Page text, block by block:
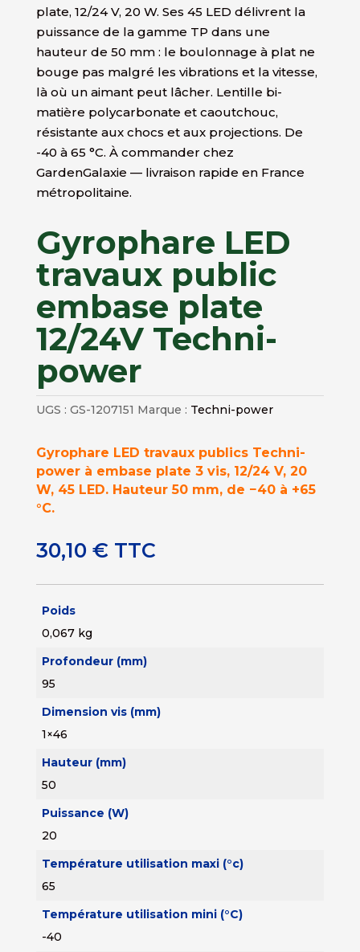
plate, 12/24 V, 20 W. Ses 45 LED délivrent la
puissance de la gamme TP dans une
hauteur de 50 mm : le boulonnage à plat ne
bouge pas malgré les vibrations et la vitesse,
là où un aimant peut lâcher. Lentille bi-
matière polycarbonate et caoutchouc,
résistante aux chocs et aux projections. De
-40 à 65 °C. À commander chez
GardenGalaxie — livraison rapide en France
métropolitaine.
Gyrophare LED
travaux public
embase plate
12/24V Techni-
power
UGS : GS-1207151 Marque : Techni-power
Gyrophare LED travaux publics Techni-
power à embase plate 3 vis, 12/24 V, 20
W, 45 LED. Hauteur 50 mm, de −40 à +65
°C.
30,10 € TTC
Poids
0,067 kg
Profondeur (mm)
95
Dimension vis (mm)
1×46
Hauteur (mm)
50
Puissance (W)
20
Température utilisation maxi (°c)
65
Température utilisation mini (°C)
-40